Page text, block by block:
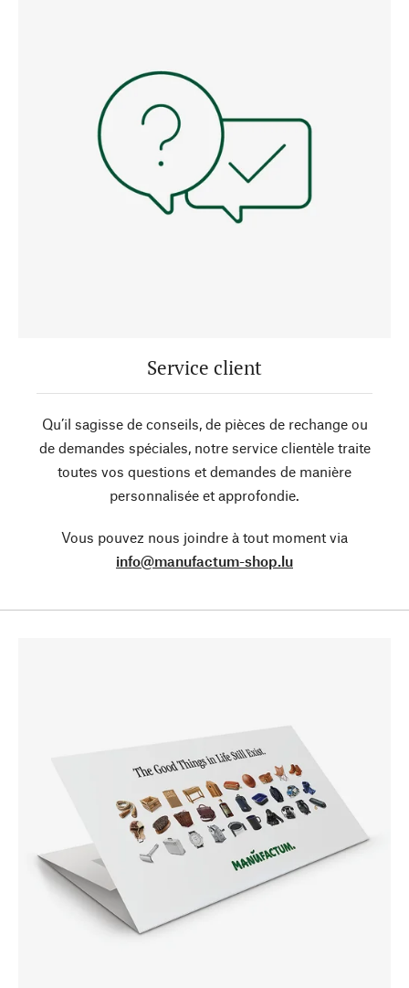
Service client
Qu’il sagisse de conseils, de pièces de rechange ou
de demandes spéciales, notre service clientèle traite
toutes vos questions et demandes de manière
personnalisée et approfondie.
Vous pouvez nous joindre à tout moment via
info@manufactum-shop.lu